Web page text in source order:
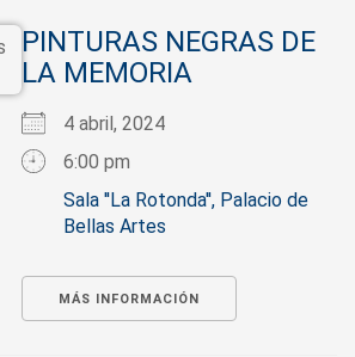
PINTURAS NEGRAS DE
LA MEMORIA
4 abril, 2024
6:00 pm
Sala ''La Rotonda'', Palacio de
Bellas Artes
MÁS INFORMACIÓN